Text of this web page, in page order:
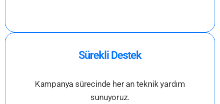
Sürekli Destek
Kampanya sürecinde her an teknik yardım
sunuyoruz.